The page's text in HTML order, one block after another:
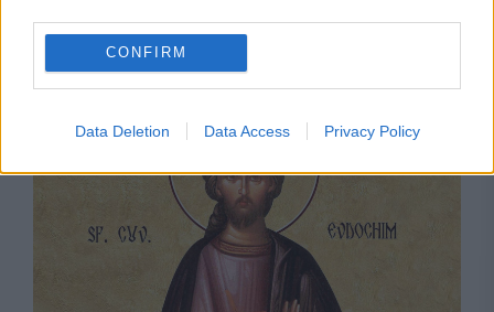
CONFIRM
Data Deletion Data Access Privacy Policy
Calendar Ortodox, 2 august. Aducerea
moaștelor Sfântului Arhidiacon Ștefan